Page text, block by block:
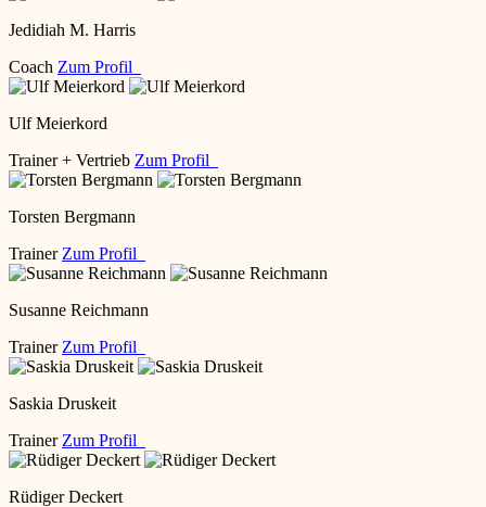
Jedidiah M. Harris
Coach Zum Profil
Ulf Meierkord
Trainer + Vertrieb Zum Profil
Torsten Bergmann
Trainer Zum Profil
Susanne Reichmann
Trainer Zum Profil
Saskia Druskeit
Trainer Zum Profil
Rüdiger Deckert